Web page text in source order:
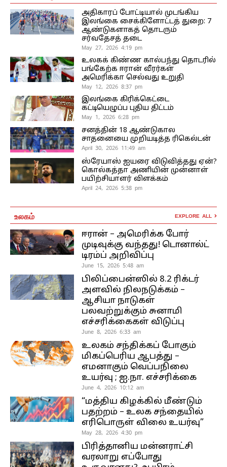
அதிகாரப் போட்டியால் முடங்கிய
இலங்கை சைக்கிளோட்டத் துறை: 7
ஆண்டுகளாகத் தொடரும்
சர்வதேசத் தடை
May 27, 2026 4:19 pm
உலகக் கிண்ண கால்பந்து தொடரில்
பங்கேற்க ஈரான் வீரர்கள்
அமெரிக்கா செல்வது உறுதி
May 12, 2026 8:37 pm
இலங்கை கிரிக்கெட்டை
கட்டியெழுப்ப புதிய திட்டம்
May 1, 2026 6:28 pm
சனத்தின் 18 ஆண்டுகால
சாதனையை முறியடித்த ரிகெல்டன்
April 30, 2026 11:49 am
ஸ்ரேயாஸ் ஐயரை விடுவித்தது ஏன்?
கொல்கத்தா அணியின் முன்னாள்
பயிற்சியாளர் விளக்கம்
April 24, 2026 5:38 pm
உலகம் EXPLORE ALL
ஈரான் – அமெரிக்க போர்
முடிவுக்கு வந்தது! டொனால்ட்
டிரம்ப் அறிவிப்பு
June 15, 2026 5:48 am
பிலிப்பைன்ஸில் 8.2 ரிக்டர்
அளவில் நிலநடுக்கம் –
ஆசியா நாடுகள்
பலவற்றுக்கும் சுனாமி
எச்சரிக்கைகள் விடுப்பு
June 8, 2026 6:33 am
உலகம் சந்திக்கப் போகும்
மிகப்பெரிய ஆபத்து –
எமனாகும் வெப்பநிலை
உயர்வு ; ஐ.நா. எச்சரிக்கை
June 4, 2026 10:12 am
“மத்திய கிழக்கில் மீண்டும்
பதற்றம் – உலக சந்தையில்
எரிபொருள் விலை உயர்வு”
May 28, 2026 4:30 pm
பிரித்தானிய மன்னராட்சி
வரலாறு எப்போது